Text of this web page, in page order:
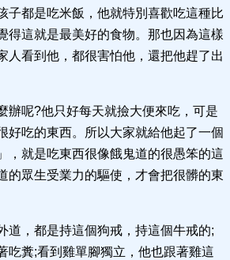
子都是吃米飯，他就特別喜歡吃這種比
得這就是最美好的食物。那也因為這樣
人看到他，都很害怕他，還把他趕了出
辦呢?他只好每天就撿大便來吃，可是
好吃的東西。所以大家就給他起了一個
，就是吃東西很像餓鬼道的很愚笨的這
的眾生受業力的驅使，才會把很髒的東
道，都是持這個狗戒，持這個牛戒的;
吃糞;看到雞單腳獨立，他也跟著雞這